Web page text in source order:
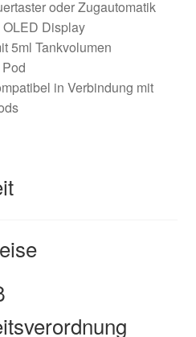
oder Zugautomatik
Display
5ml Tankvolumen
in Verbindung mit